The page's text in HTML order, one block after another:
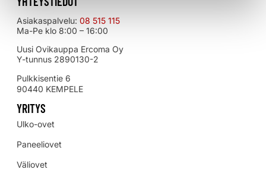
Asiakaspalvelu: 08 515 115
Ma-Pe klo 8:00 – 16:00
Uusi Ovikauppa Ercoma Oy
Y-tunnus 2890130-2
Pulkkisentie 6
90440 KEMPELE
YRITYS
Ulko-ovet
Paneeliovet
Väliovet